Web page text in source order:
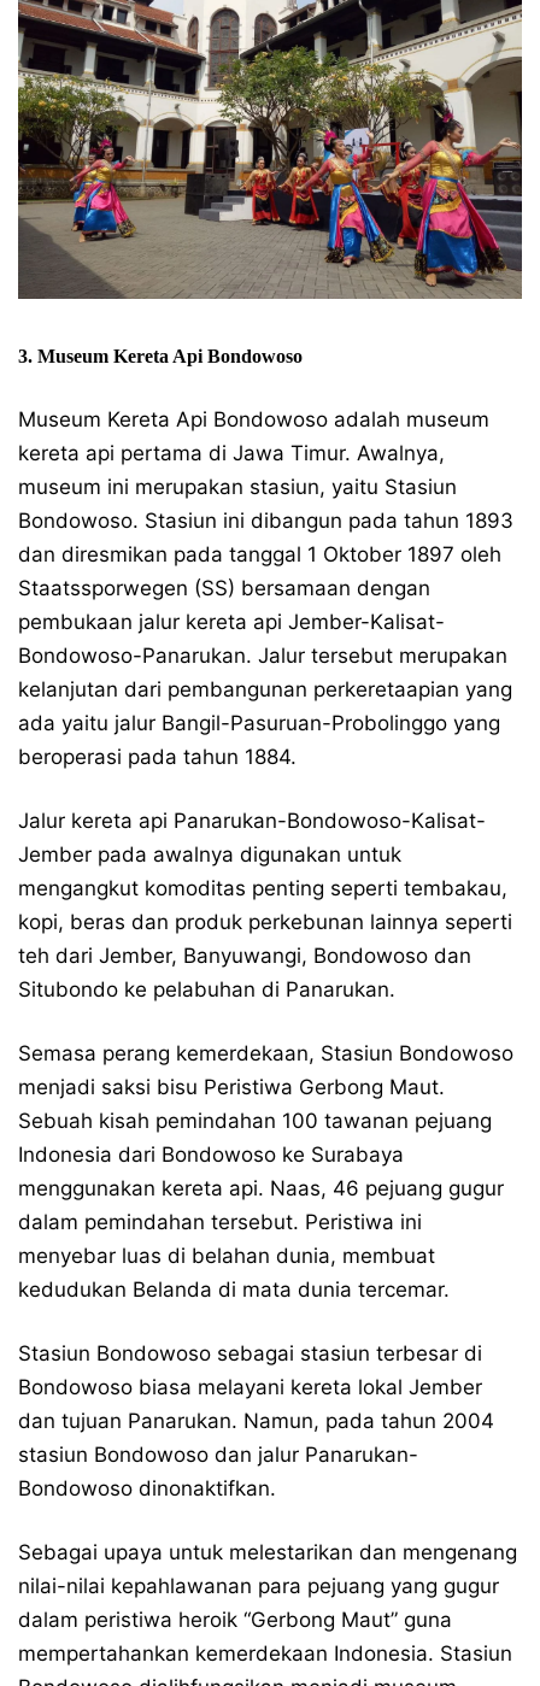
3. Museum Kereta Api Bondowoso
Museum Kereta Api Bondowoso adalah museum
kereta api pertama di Jawa Timur. Awalnya,
museum ini merupakan stasiun, yaitu Stasiun
Bondowoso. Stasiun ini dibangun pada tahun 1893
dan diresmikan pada tanggal 1 Oktober 1897 oleh
Staatssporwegen (SS) bersamaan dengan
pembukaan jalur kereta api Jember-Kalisat-
Bondowoso-Panarukan. Jalur tersebut merupakan
kelanjutan dari pembangunan perkeretaapian yang
ada yaitu jalur Bangil-Pasuruan-Probolinggo yang
beroperasi pada tahun 1884.
Jalur kereta api Panarukan-Bondowoso-Kalisat-
Jember pada awalnya digunakan untuk
mengangkut komoditas penting seperti tembakau,
kopi, beras dan produk perkebunan lainnya seperti
teh dari Jember, Banyuwangi, Bondowoso dan
Situbondo ke pelabuhan di Panarukan.
Semasa perang kemerdekaan, Stasiun Bondowoso
menjadi saksi bisu Peristiwa Gerbong Maut.
Sebuah kisah pemindahan 100 tawanan pejuang
Indonesia dari Bondowoso ke Surabaya
menggunakan kereta api. Naas, 46 pejuang gugur
dalam pemindahan tersebut. Peristiwa ini
menyebar luas di belahan dunia, membuat
kedudukan Belanda di mata dunia tercemar.
Stasiun Bondowoso sebagai stasiun terbesar di
Bondowoso biasa melayani kereta lokal Jember
dan tujuan Panarukan. Namun, pada tahun 2004
stasiun Bondowoso dan jalur Panarukan-
Bondowoso dinonaktifkan.
Sebagai upaya untuk melestarikan dan mengenang
nilai-nilai kepahlawanan para pejuang yang gugur
dalam peristiwa heroik “Gerbong Maut” guna
mempertahankan kemerdekaan Indonesia. Stasiun